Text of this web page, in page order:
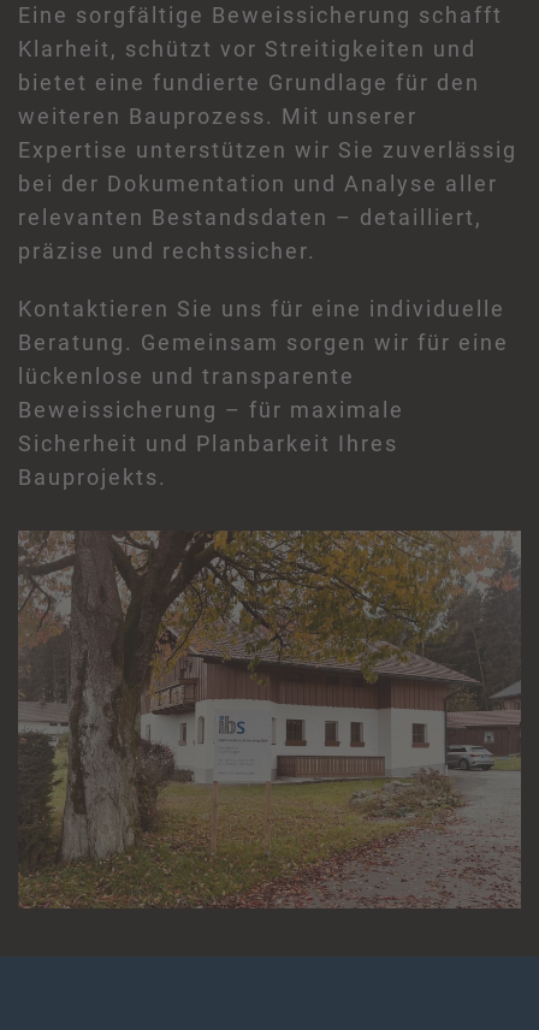
Eine sorgfältige Beweissicherung schafft
Klarheit, schützt vor Streitigkeiten und
bietet eine fundierte Grundlage für den
weiteren Bauprozess. Mit unserer
Expertise unterstützen wir Sie zuverlässig
bei der Dokumentation und Analyse aller
relevanten Bestandsdaten – detailliert,
präzise und rechtssicher.
Kontaktieren Sie uns für eine individuelle
Beratung. Gemeinsam sorgen wir für eine
lückenlose und transparente
Beweissicherung – für maximale
Sicherheit und Planbarkeit Ihres
Bauprojekts.